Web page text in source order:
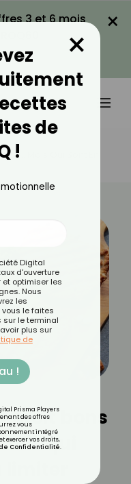
3 et 6 mois
×
Mais Qui Sont En
croit bons
qui
de
!
×
Digital
d'ouverture
et optimiser les
Nous
les
le faites
le terminal
plus sur
de
!
Prisma Players
des offres
vous
intégré
exercer vos droits,
Confidentialité.